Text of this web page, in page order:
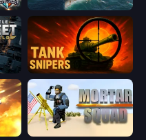
Aces of the Sky: Epic Dogfights Sea Strike
Tank Snipers
Mortar Squad